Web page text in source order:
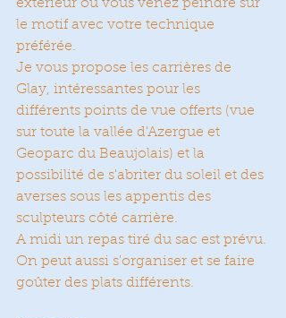
extérieur où vous venez peindre sur
le motif avec votre technique
préférée.
Je vous propose les carrières de
Glay, intéressantes pour les
différents points de vue offerts (vue
sur toute la vallée d'Azergue et
Geoparc du Beaujolais) et la
possibilité de s'abriter du soleil et des
averses sous les appentis des
sculpteurs côté carrière.
A midi un repas tiré du sac est prévu.
On peut aussi s'organiser et se faire
goûter des plats différents.